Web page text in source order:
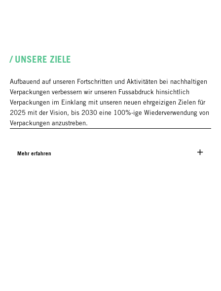
/ UNSERE ZIELE
Aufbauend auf unseren Fortschritten und Aktivitäten bei nachhaltigen
Verpackungen verbessern wir unseren Fussabdruck hinsichtlich
Verpackungen im Einklang mit unseren neuen ehrgeizigen Zielen für
2025 mit der Vision, bis 2030 eine 100%-ige Wiederverwendung von
Verpackungen anzustreben.
Mehr erfahren